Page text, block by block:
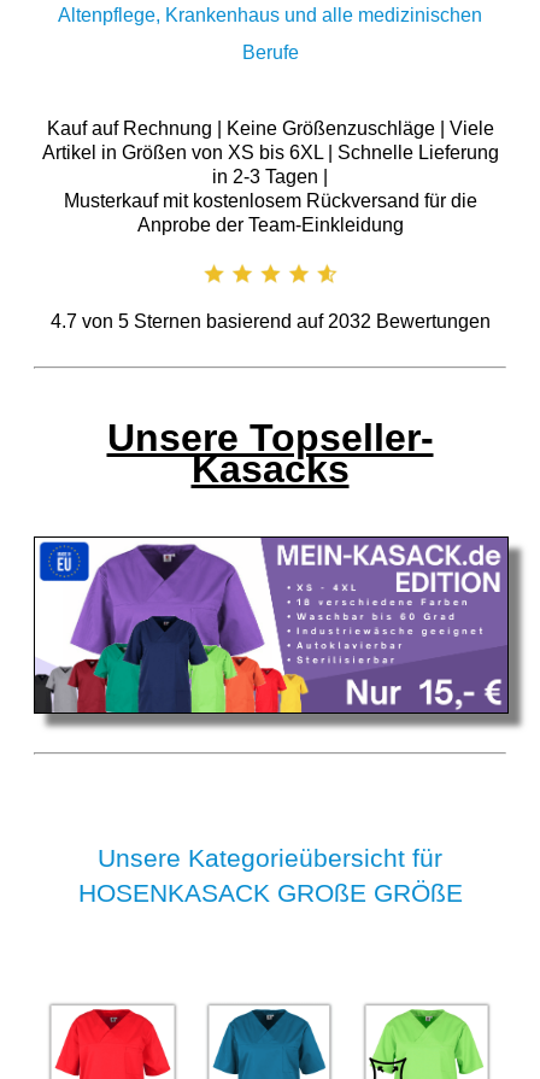
Altenpflege, Krankenhaus und alle medizinischen
Berufe
Kauf auf Rechnung | Keine Größenzuschläge | Viele
Artikel in Größen von XS bis 6XL | Schnelle Lieferung
in 2-3 Tagen |
Musterkauf mit kostenlosem Rückversand für die
Anprobe der Team-Einkleidung
4.7von 5Sternen basierend auf 2032 Bewertungen
Unsere Topseller-
Kasacks
Unsere Kategorieübersicht für
HOSENKASACK GROßE GRÖßE